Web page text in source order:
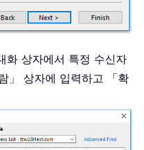
화 상자에서 특정 수신자
」 상자에 입력하고 「확